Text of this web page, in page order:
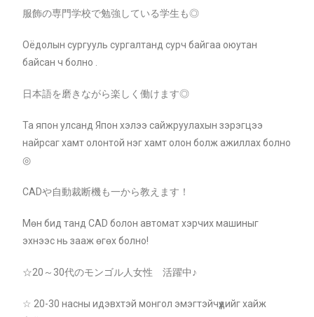
服飾の専門学校で勉強している学生も◎
Оёдолын сургууль сургалтанд сурч байгаа оюутан
байсан ч болно .
日本語を磨きながら楽しく働けます◎
Та япон улсанд Япон хэлээ сайжруулахын зэрэгцээ
найрсаг хамт олонтой нэг хамт олон болж ажиллах болно
◎
CADや自動裁断機も一から教えます！
Мөн бид танд CAD болон автомат хэрчих машиныг
эхнээс нь зааж өгөх болно!
☆20～30代のモンゴル人女性 活躍中♪
☆ 20-30 насны идэвхтэй монгол эмэгтэйчүүдийг хайж